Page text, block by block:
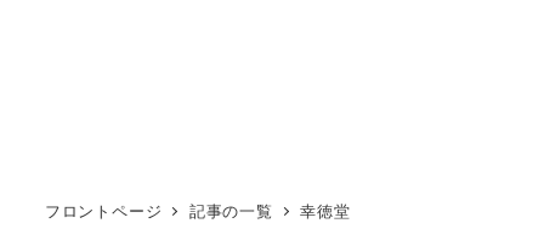
フロントページ 記事の一覧 幸徳堂